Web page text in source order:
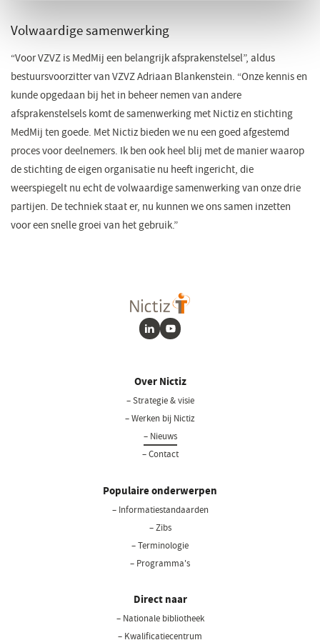
Volwaardige samenwerking
“Voor VZVZ is MedMij een belangrijk afsprakenstelsel”, aldus
bestuursvoorzitter van VZVZ Adriaan Blankenstein. “Onze kennis en
kunde opgedaan bij het in beheer nemen van andere
afsprakenstelsels komt de samenwerking met Nictiz en stichting
MedMij ten goede. Met Nictiz bieden we nu een goed afgestemd
proces voor deelnemers. Ik ben ook heel blij met de manier waarop
de stichting de eigen organisatie nu heeft ingericht, die
weerspiegelt nu echt de volwaardige samenwerking van onze drie
partijen. De techniek staat er, nu kunnen we ons samen inzetten
voor een snelle groei van het gebruik.”
LinkedInYoutube
Over Nictiz
– Strategie & visie
– Werken bij Nictiz
– Nieuws
– Contact
Populaire onderwerpen
– Informatiestandaarden
– Zibs
– Terminologie
– Programma's
Direct naar
– Nationale bibliotheek(opent
– Kwalificatiecentrum